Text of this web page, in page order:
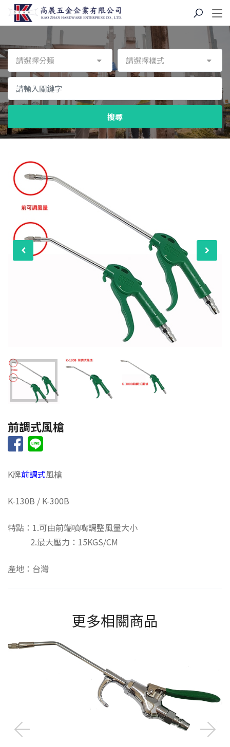
請選擇分類 請選擇樣式
搜尋
前調式風槍
K牌前調式風槍
K-130B / K-300B
特點：1.可由前端噴嘴調整風量大小
2.最大壓力：15KGS/CM
產地：台灣
更多相關商品